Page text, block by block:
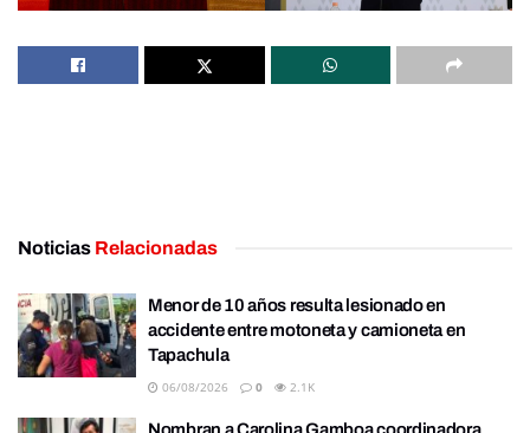
Noticias Relacionadas
Menor de 10 años resulta lesionado en
accidente entre motoneta y camioneta en
Tapachula
06/08/2026 0 2.1K
Nombran a Carolina Gamboa coordinadora